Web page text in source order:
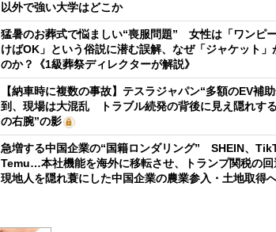
以外で強い大学はどこか
猛暑のお葬式で悩ましい“喪服問題” 女性は「ワンピ
けばOK」という俗説に潜む誤解、なぜ「ジャケット」
のか？《1級葬祭ディレクターが解説》
【納車時に複数の事故】テスラジャパン“多額のEV補
到、現場は大混乱 トラブル続発の背後に見え隠れす
の右腕”の影
急増する中国企業の“国籍ロンダリング” SHEIN、
Temu…本社機能を海外に移転させ、トランプ関税の
現地人を隠れ蓑にした中国企業の農業参入・土地取得